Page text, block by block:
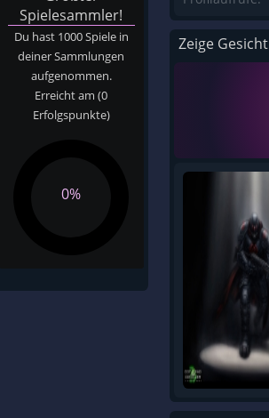
Spielesammler!
Du hast 1000 Spiele in
deiner Sammlungen
aufgenommen.
Erreicht am(0
Erfolgspunkte)
0%
Zeige Gesicht